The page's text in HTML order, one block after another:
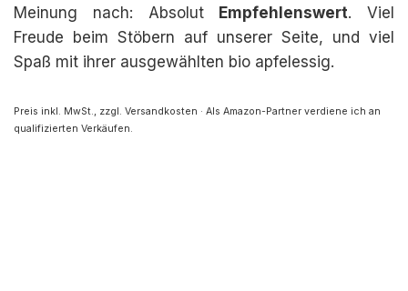
Meinung nach: Absolut
Empfehlenswert. Viel
Freude beim Stöbern auf unserer Seite, und viel
Spaß mit ihrer ausgewählten bio apfelessig.
Preis inkl. MwSt., zzgl. Versandkosten · Als Amazon-Partner verdiene ich an
qualifizierten Verkäufen.